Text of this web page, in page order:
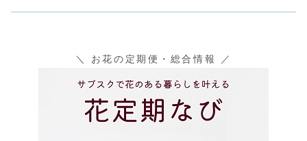
＼ お花の定期便・総合情報 ／